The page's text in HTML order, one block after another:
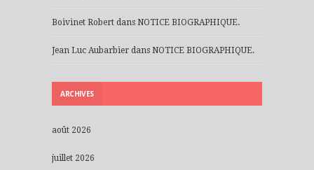
Boivinet Robert dans NOTICE BIOGRAPHIQUE.
Jean Luc Aubarbier dans NOTICE BIOGRAPHIQUE.
ARCHIVES
août 2026
juillet 2026